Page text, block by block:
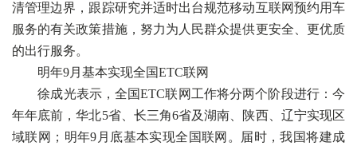
清管理边界，跟踪研究并适时出台规范移动互联网预约用车
服务的有关政策措施，努力为人民群众提供更安全、更优质
的出行服务。
明年9月基本实现全国ETC联网
徐成光表示，全国ETC联网工作将分两个阶段进行：今
年年底前，华北5省、长三角6省及湖南、陕西、辽宁实现区
域联网；明年9月底基本实现全国联网。届时，我国将建成